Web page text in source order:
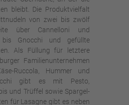
bleibt. Die Produktvielfalt
von zwei bis zwölf
über Cannelloni und
bis Gnocchi und gefüllte
Als Füllung für letztere
Familienunternehmen
Ruccola, Hummer und
gibt es mit Pesto,
und Trüffel sowie Spargel-
für Lasagne gibt es neben